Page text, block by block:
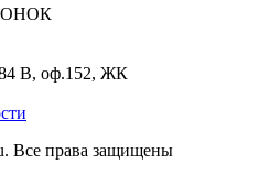
В, оф.152, ЖК
Все права защищены